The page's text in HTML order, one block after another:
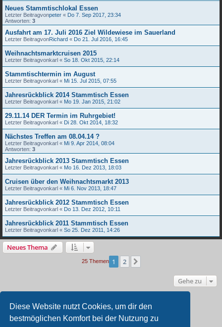
Diese Website nutzt Cookies, um dir den
bestmöglichen Komfort bei der Nutzung zu
Neues Stammtischlokal Essen
Letzter Beitragvonpeter « Do 7. Sep 2017, 23:34
Antworten: 3
Ausfahrt am 17. Juli 2016 Ziel Wildewiese im Sauerland
Letzter BeitragvonRichard « Do 21. Jul 2016, 16:45
Weihnachtsmarktcruisen 2015
Letzter Beitragvonkarl « So 18. Okt 2015, 22:14
Stammtischtermin im August
Letzter Beitragvonkarl « Mi 15. Jul 2015, 07:55
Jahresrückblick 2014 Stammtisch Essen
Letzter Beitragvonkarl « Mo 19. Jan 2015, 21:02
29.11.14 DER Termin im Ruhrgebiet!
Letzter Beitragvonkarl « Di 28. Okt 2014, 18:32
Nächstes Treffen am 08.04.14 ?
Letzter Beitragvonkarl « Mi 9. Apr 2014, 08:04
Antworten: 3
Jahresrückblick 2013 Stammtisch Essen
Letzter Beitragvonkarl « Mo 16. Dez 2013, 18:03
Cruisen über den Weihnachtsmarkt 2013
Letzter Beitragvonkarl « Mi 6. Nov 2013, 18:47
Jahresrückblick 2012 Stammtisch Essen
Letzter Beitragvonkarl « Do 13. Dez 2012, 10:11
Jahresrückblick 2011 Stammtisch Essen
Letzter Beitragvonkarl « So 25. Dez 2011, 14:26
Neues Thema
25 Themen 1 2
Gehe zu
BERECHTIGUNGEN IN DIESEM FORUM
neuen Themen in diesem Forum erstellen.
Du darfstkeine Antworten zu Themen in diesem Forum erstellen.